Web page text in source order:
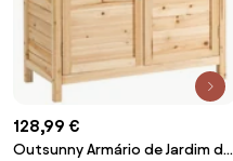
128,99 €
Outsunny Armário de Jardim de